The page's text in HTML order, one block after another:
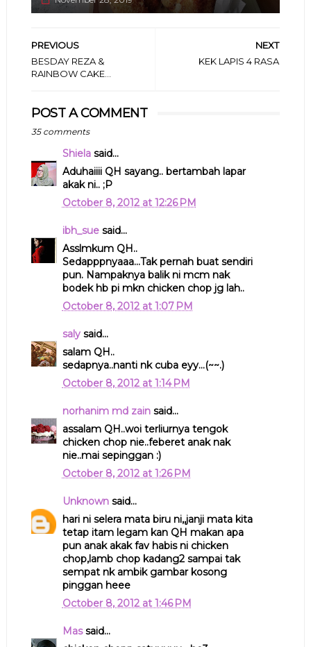
NEXT
KEK LAPIS 4 RASA
PREVIOUS
BESDAY REZA &
RAINBOW CAKE...
POST A COMMENT
35 comments
Shielasaid...
Aduhaiiii QH sayang.. bertambah lapar
akak ni.. ;P
October 8, 2012 at 12:26 PM
ibh_suesaid...
Asslmkum QH..
Sedapppnyaaa...Tak pernah buat sendiri
pun. Nampaknya balik ni mcm nak
bodek hb pi mkn chicken chop jg lah..
October 8, 2012 at 1:07 PM
salysaid...
salam QH..
sedapnya..nanti nk cuba eyy...(~~.)
October 8, 2012 at 1:14 PM
norhanim md zainsaid...
assalam QH..woi terliurnya tengok
chicken chop nie..feberet anak nak
nie..mai sepinggan :)
October 8, 2012 at 1:26 PM
Unknownsaid...
hari ni selera mata biru ni,,janji mata kita
tetap itam legam kan QH makan apa
pun anak akak fav habis ni chicken
chop,lamb chop kadang2 sampai tak
sempat nk ambik gambar kosong
pinggan heee
October 8, 2012 at 1:46 PM
Massaid...